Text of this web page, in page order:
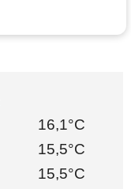
16,1°C
15,5°C
15,5°C